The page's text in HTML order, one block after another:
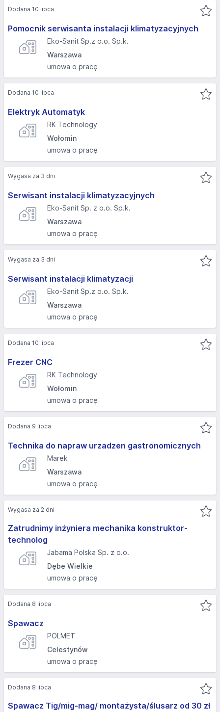
Pomocnik serwisanta instalacji klimatyzacyjnych
Eko-Sanit Sp.z o.o. Sp.k.
Warszawa
umowa o pracę
Dodana 10 lipca
Elektryk Automatyk
RK Technology
Wołomin
umowa o pracę
Dodana 10 lipca
Serwisant instalacji klimatyzacyjnych
Eko-Sanit Sp. z o.o. Sp.k.
Warszawa
umowa o pracę
Wygasa za 3 dni
Serwisant instalacji klimatyzacji
Eko-Sanit Sp.z o.o. Sp.k.
Warszawa
umowa o pracę
Wygasa za 3 dni
Frezer CNC
RK Technology
Wołomin
umowa o pracę
Dodana 10 lipca
Technika do napraw urzadzen gastronomicznych
Marek
Warszawa
umowa o pracę
Dodana 9 lipca
Zatrudnimy inżyniera mechanika konstruktor-
technolog
Jabama Polska Sp. z o.o.
Dębe Wielkie
umowa o pracę
Wygasa za 2 dni
Spawacz
POLMET
Celestynów
umowa o pracę
Dodana 8 lipca
Spawacz Tig/mig-mag/ montażysta/ślusarz od 30 zł
Dodana 8 lipca